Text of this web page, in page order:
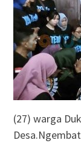
(27) warga